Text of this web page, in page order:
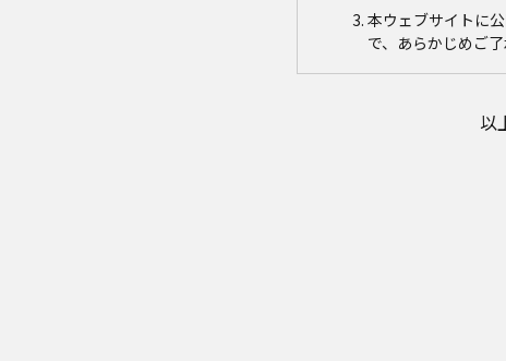
本ウェブサイトに
で、あらかじめご了
取扱説明書の内容
社は、お客様の個
者に提供しません
なお、本ウェブサ
品に同梱される取
版を本ウェブサイ
以